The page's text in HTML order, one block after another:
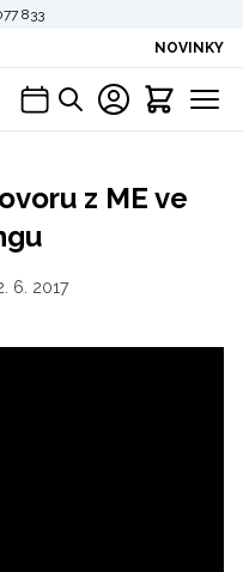
833
NOVINKY
z ME ve
6. 2017